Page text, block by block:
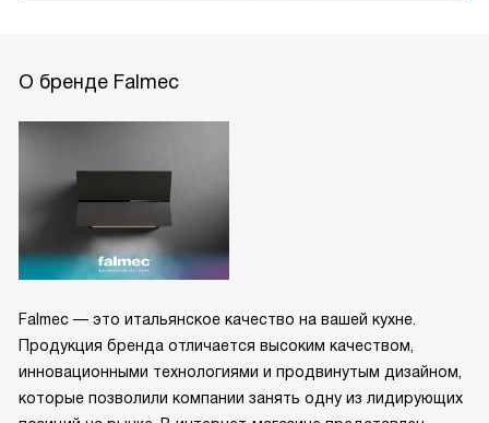
О бренде Falmec
Falmec — это итальянское качество на вашей кухне.
Продукция бренда отличается высоким качеством,
инновационными технологиями и продвинутым дизайном,
которые позволили компании занять одну из лидирующих